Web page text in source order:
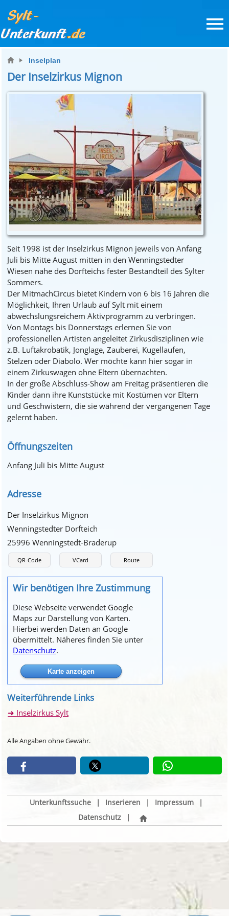
Inselplan
Der Inselzirkus Mignon
Seit 1998 ist der Inselzirkus Mignon jeweils von Anfang
Juli bis Mitte August mitten in den Wenningstedter
Wiesen nahe des Dorfteichs fester Bestandteil des Sylter
Sommers.
Der MitmachCircus bietet Kindern von 6 bis 16 Jahren die
Möglichkeit, Ihren Urlaub auf Sylt mit einem
abwechslungsreichem Aktivprogramm zu verbringen.
Von Montags bis Donnerstags erlernen Sie von
professionellen Artisten angeleitet Zirkusdisziplinen wie
z.B. Luftakrobatik, Jonglage, Zauberei, Kugellaufen,
Stelzen oder Diabolo. Wer möchte kann hier sogar in
einem Zirkuswagen ohne Eltern übernachten.
In der große Abschluss-Show am Freitag präsentieren die
Kinder dann ihre Kunststücke mit Kostümen vor Eltern
und Geschwistern, die sie während der vergangenen Tage
gelernt haben.
Öffnungszeiten
Anfang Juli bis Mitte August
Adresse
Der Inselzirkus Mignon
Wenningstedter Dorfteich
25996 Wenningstedt-Braderup
QR-Code VCard Route
Wir benötigen Ihre Zustimmung
Diese Webseite verwendet Google
Maps zur Darstellung von Karten.
Hierbei werden Daten an Google
übermittelt. Näheres finden Sie unter
Datenschutz.
Weiterführende Links
Inselzirkus Sylt
Alle Angaben ohne Gewähr.
Unterkunftssuche | Inserieren | Impressum
|
Datenschutz
|